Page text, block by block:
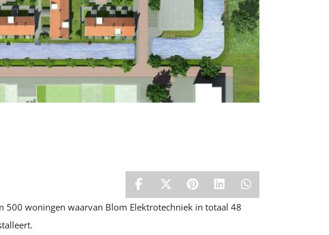
500 woningen waarvan Blom Elektrotechniek in totaal 48